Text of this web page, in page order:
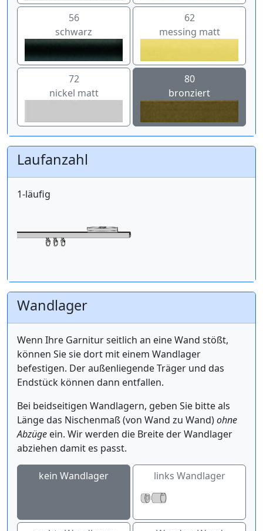
56
schwarz
62
messing matt
72
nickel matt
80
bronziert
Laufanzahl
1-läufig
Wandlager
Wenn Ihre Garnitur seitlich an eine Wand stößt,
können Sie sie dort mit einem Wandlager
befestigen. Der außenliegende Träger und das
Endstück können dann entfallen.
Bei beidseitigen Wandlagern, geben Sie bitte als
Länge das Nischenmaß (von Wand zu Wand)ohne
Abzüge ein. Wir werden die Breite der Wandlager
abziehen damit es passt.
kein Wandlager links Wandlager